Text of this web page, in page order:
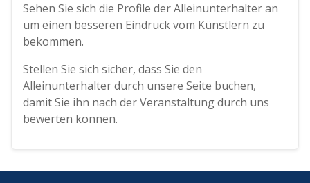
Sehen Sie sich die Profile der Alleinunterhalter an
um einen besseren Eindruck vom Künstlern zu
bekommen.
Stellen Sie sich sicher, dass Sie den
Alleinunterhalter durch unsere Seite buchen,
damit Sie ihn nach der Veranstaltung durch uns
bewerten können.